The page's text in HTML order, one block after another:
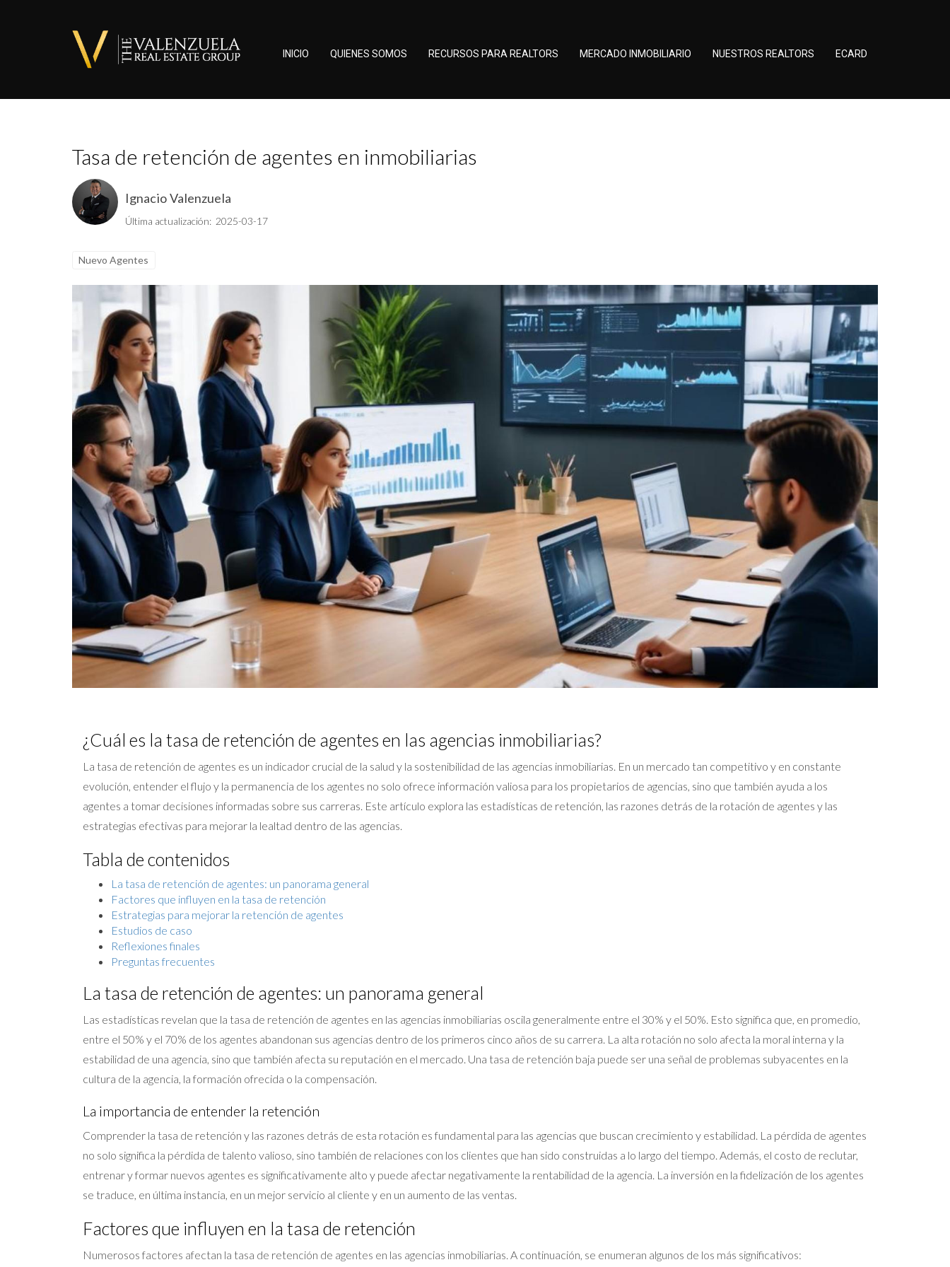
INICIO QUIENES SOMOS RECURSOS PARA REALTORS MERCADO INMOBILIARIO NUESTROS REALTORS ECARD
Tasa de retención de agentes en inmobiliarias
Ignacio Valenzuela
Última actualización: 2025-03-17
Nuevo Agentes
¿Cuál es la tasa de retención de agentes en las agencias inmobiliarias?
La tasa de retención de agentes es un indicador crucial de la salud y la sostenibilidad de las agencias inmobiliarias. En un mercado tan competitivo y en constante
evolución, entender el flujo y la permanencia de los agentes no solo ofrece información valiosa para los propietarios de agencias, sino que también ayuda a los
agentes a tomar decisiones informadas sobre sus carreras. Este artículo explora las estadísticas de retención, las razones detrás de la rotación de agentes y las
estrategias efectivas para mejorar la lealtad dentro de las agencias.
Tabla de contenidos
La tasa de retención de agentes: un panorama general
Factores que influyen en la tasa de retención
Estrategias para mejorar la retención de agentes
Estudios de caso
Reflexiones finales
Preguntas frecuentes
La tasa de retención de agentes: un panorama general
Las estadísticas revelan que la tasa de retención de agentes en las agencias inmobiliarias oscila generalmente entre el 30% y el 50%. Esto significa que, en promedio,
entre el 50% y el 70% de los agentes abandonan sus agencias dentro de los primeros cinco años de su carrera. La alta rotación no solo afecta la moral interna y la
estabilidad de una agencia, sino que también afecta su reputación en el mercado. Una tasa de retención baja puede ser una señal de problemas subyacentes en la
cultura de la agencia, la formación ofrecida o la compensación.
La importancia de entender la retención
Comprender la tasa de retención y las razones detrás de esta rotación es fundamental para las agencias que buscan crecimiento y estabilidad. La pérdida de agentes
no solo significa la pérdida de talento valioso, sino también de relaciones con los clientes que han sido construidas a lo largo del tiempo. Además, el costo de reclutar,
entrenar y formar nuevos agentes es significativamente alto y puede afectar negativamente la rentabilidad de la agencia. La inversión en la fidelización de los agentes
se traduce, en última instancia, en un mejor servicio al cliente y en un aumento de las ventas.
Factores que influyen en la tasa de retención
Numerosos factores afectan la tasa de retención de agentes en las agencias inmobiliarias. A continuación, se enumeran algunos de los más significativos: